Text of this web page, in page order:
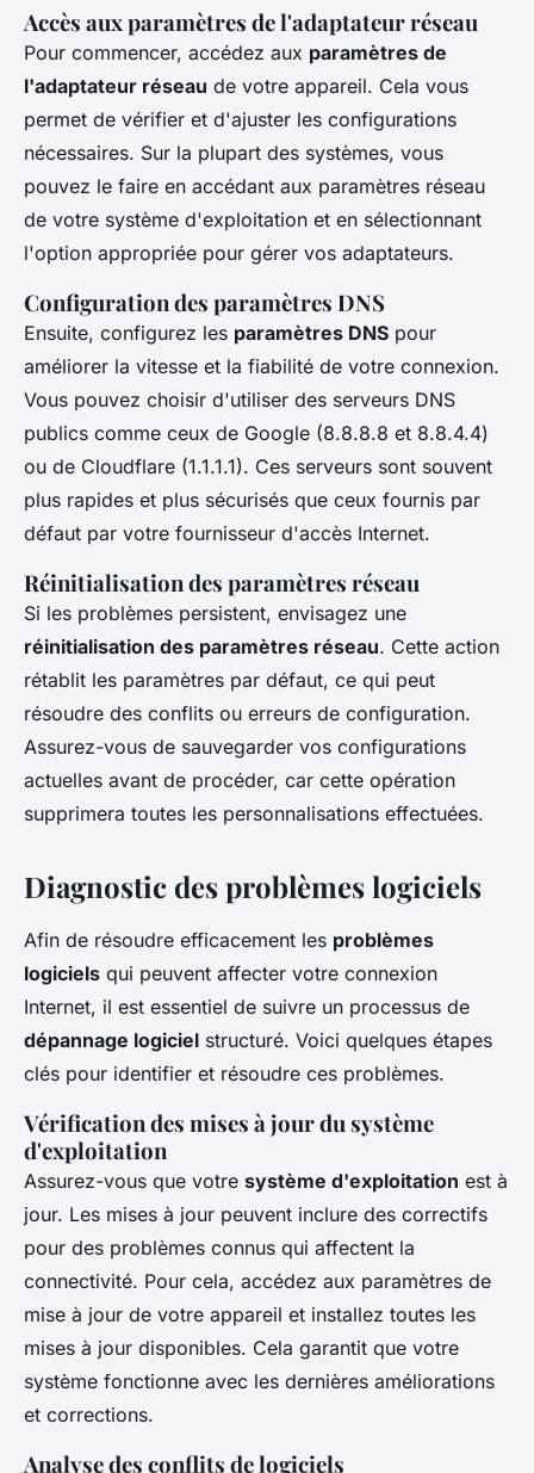
Accès aux paramètres de l'adaptateur réseau
Pour commencer, accédez aux paramètres de
l'adaptateur réseau de votre appareil. Cela vous
permet de vérifier et d'ajuster les configurations
nécessaires. Sur la plupart des systèmes, vous
pouvez le faire en accédant aux paramètres réseau
de votre système d'exploitation et en sélectionnant
l'option appropriée pour gérer vos adaptateurs.
Configuration des paramètres DNS
Ensuite, configurez les paramètres DNS pour
améliorer la vitesse et la fiabilité de votre connexion.
Vous pouvez choisir d'utiliser des serveurs DNS
publics comme ceux de Google (8.8.8.8 et 8.8.4.4)
ou de Cloudflare (1.1.1.1). Ces serveurs sont souvent
plus rapides et plus sécurisés que ceux fournis par
défaut par votre fournisseur d'accès Internet.
Réinitialisation des paramètres réseau
Si les problèmes persistent, envisagez une
réinitialisation des paramètres réseau. Cette action
rétablit les paramètres par défaut, ce qui peut
résoudre des conflits ou erreurs de configuration.
Assurez-vous de sauvegarder vos configurations
actuelles avant de procéder, car cette opération
supprimera toutes les personnalisations effectuées.
Diagnostic des problèmes logiciels
Afin de résoudre efficacement les problèmes
logiciels qui peuvent affecter votre connexion
Internet, il est essentiel de suivre un processus de
dépannage logiciel structuré. Voici quelques étapes
clés pour identifier et résoudre ces problèmes.
Vérification des mises à jour du système
d'exploitation
Assurez-vous que votre système d'exploitation est à
jour. Les mises à jour peuvent inclure des correctifs
pour des problèmes connus qui affectent la
connectivité. Pour cela, accédez aux paramètres de
mise à jour de votre appareil et installez toutes les
mises à jour disponibles. Cela garantit que votre
système fonctionne avec les dernières améliorations
et corrections.
Analyse des conflits de logiciels